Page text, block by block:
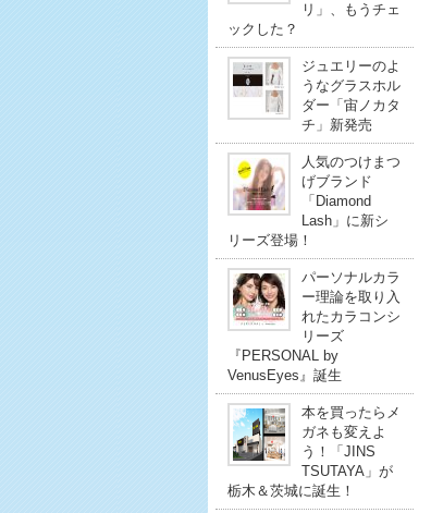
リ」、もうチェ
ックした？
ジュエリーのよ
うなグラスホル
ダー「宙ノカタ
チ」新発売
人気のつけまつ
げブランド
「Diamond
Lash」に新シ
リーズ登場！
パーソナルカラ
ー理論を取り入
れたカラコンシ
リーズ
『PERSONAL by
VenusEyes』誕生
本を買ったらメ
ガネも変えよ
う！「JINS
TSUTAYA」が
栃木＆茨城に誕生！